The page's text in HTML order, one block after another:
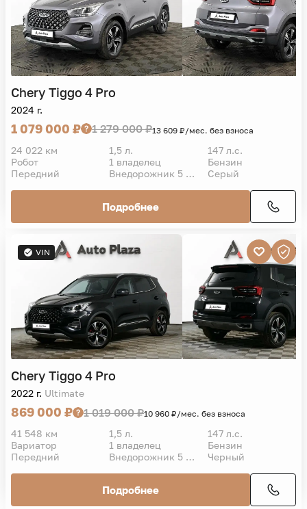
Chery Tiggo 4 Pro
2024 г.
1 079 000 ₽ 1 279 000 ₽13 609 ₽/мес. без взноса
24 022 км 1,5 л.
147 л.с.
Робот
1 владелец
Бензин
Передний
Внедорожник 5 дв. Серый
Подробнее
VIN
Chery Tiggo 4 Pro
2022 г. Ultimate
869 000 ₽ 1 019 000 ₽10 960 ₽/мес. без взноса
41 548 км 1,5 л.
147 л.с.
Вариатор
1 владелец
Бензин
Передний
Внедорожник 5 дв. Черный
Подробнее